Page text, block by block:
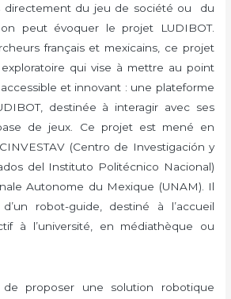
directement du jeu de société ou du
peut évoquer le projet LUDIBOT.
français et mexicains, ce projet
qui vise à mettre au point
et innovant : une plateforme
destinée à interagir avec ses
de jeux. Ce projet est mené en
(Centro de Investigación y
del Instituto Politécnico Nacional)
Autonome du Mexique (UNAM). Il
robot-guide, destiné à l’accueil
à l’université, en médiathèque ou
de proposer une solution robotique